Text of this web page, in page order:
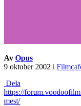
Av Opus
9 oktober 2002 i
Dela
https://
mest/